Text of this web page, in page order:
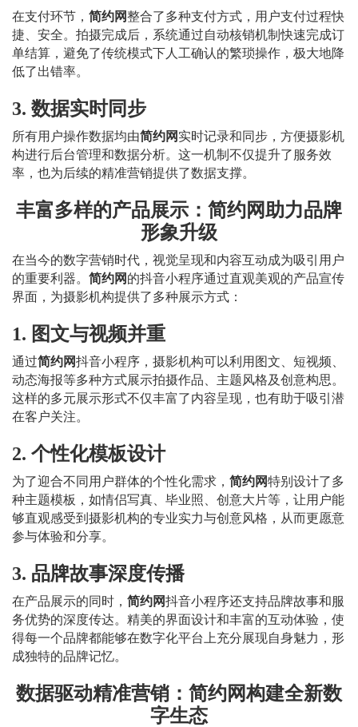
在支付环节， 简约网整合了多种支付方式，用户支付过程快
捷、安全。拍摄完成后，系统通过自动核销机制快速完成订
单结算，避免了传统模式下人工确认的繁琐操作，极大地降
低了出错率。
3. 数据实时同步
所有用户操作数据均由简约网 实时记录和同步，方便摄影机
构进行后台管理和数据分析。这一机制不仅提升了服务效
率，也为后续的精准营销提供了数据支撑。
丰富多样的产品展示：简约网助力品牌
形象升级
在当今的数字营销时代，视觉呈现和内容互动成为吸引用户
的重要利器。 简约网 的抖音小程序通过直观美观的产品宣传
界面，为摄影机构提供了多种展示方式：
1. 图文与视频并重
通过简约网抖音小程序，摄影机构可以利用图文、短视频、
动态海报等多种方式展示拍摄作品、主题风格及创意构思。
这样的多元展示形式不仅丰富了内容呈现，也有助于吸引潜
在客户关注。
2. 个性化模板设计
为了迎合不同用户群体的个性化需求， 简约网特别设计了多
种主题模板，如情侣写真、毕业照、创意大片等，让用户能
够直观感受到摄影机构的专业实力与创意风格，从而更愿意
参与体验和分享。
3. 品牌故事深度传播
在产品展示的同时， 简约网抖音小程序还支持品牌故事和服
务优势的深度传达。精美的界面设计和丰富的互动体验，使
得每一个品牌都能够在数字化平台上充分展现自身魅力，形
成独特的品牌记忆。
数据驱动精准营销：简约网构建全新数
字生态